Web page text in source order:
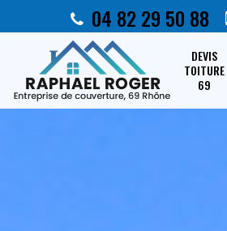
04 82 29 50 88
DEVIS
TOITURE
69